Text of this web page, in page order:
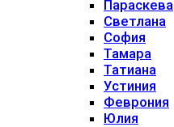
Параскева
Светлана
София
Тамара
Татиана
Устиния
Феврония
Юлия